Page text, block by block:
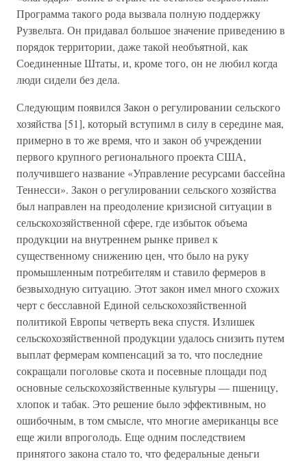
Программа такого рода вызвала полную поддержку
Рузвельта. Он придавал большое значение приведению в
порядок территории, даже такой необъятной, как
Соединенные Штаты, и, кроме того, он не любил когда
люди сидели без дела.
Следующим появился Закон о регулировании сельского
хозяйства [51], который вступимл в силу в середине мая,
примерно в то же время, что и закон об учреждении
первого крупного регионального проекта США,
получившего название «Управление ресурсами бассейна
Теннесси». Закон о регулировании сельского хозяйства
был направлен на преодоление кризисной ситуации в
сельскохозяйственной сфере, где избыток объема
продукции на внутреннем рынке привел к
существенному снижению цен, что было на руку
промышленным потребителям и ставило фермеров в
безвыходную ситуацию. Этот закон имел много схожих
черт с бесславной Единой сельскохозяйственной
политикой Европы четверть века спустя. Излишек
сельскохозяйственной продукции удалось снизить путем
выплат фермерам компенсаций за то, что последние
сокращали поголовье скота и посевные площади под
основные сельскохозяйственные культуры — пшеницу,
хлопок и табак. Это решение было эффективным, но
ошибочным, в том смысле, что многие американцы все
еще жили впроголодь. Еще одним последствием
принятого закона стало то, что федеральные деньги